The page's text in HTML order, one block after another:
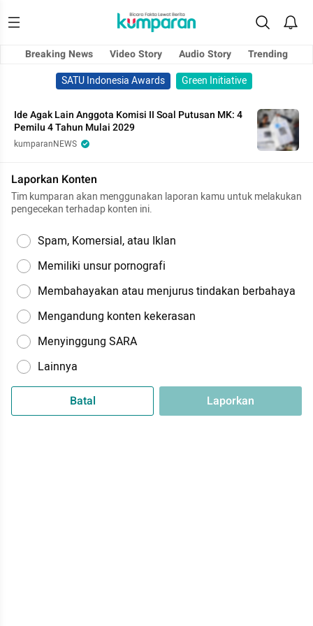
Breaking News Video Story Audio Story
Trending
SATU Indonesia Awards
Green Initiative
Ide Agak Lain Anggota Komisi II Soal Putusan MK: 4
Pemilu 4 Tahun Mulai 2029
kumparanNEWS
Laporkan Konten
Tim kumparan akan menggunakan laporan kamu untuk melakukan
pengecekan terhadap konten ini.
Spam, Komersial, atau Iklan
Memiliki unsur pornografi
Membahayakan atau menjurus tindakan berbahaya
Mengandung konten kekerasan
Menyinggung SARA
Lainnya
Batal Laporkan